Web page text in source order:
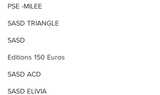
PSE -MILEE
SASD TRIANGLE
SASD
Editions 150 Euros
SASD ACD
SASD ELIVIA